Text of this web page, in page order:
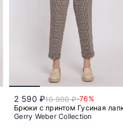
2 590 ₽10 900 ₽-76%
Брюки с принтом Гусиная
Gerry Weber Collection